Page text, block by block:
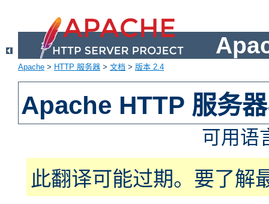
Apache > HTTP 服务器 > 文档 > 版本 2.4
Apache HTTP 服务
可用语
此翻译可能过期。要了解